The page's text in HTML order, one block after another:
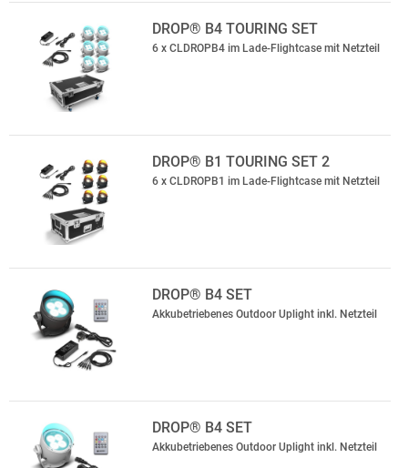
DROP® B4 TOURING SET
6 x CLDROPB4 im Lade-Flightcase mit Netzteil
DROP® B1 TOURING SET 2
6 x CLDROPB1 im Lade-Flightcase mit Netzteil
DROP® B4 SET
Akkubetriebenes Outdoor Uplight inkl. Netzteil
DROP® B4 SET
Akkubetriebenes Outdoor Uplight inkl. Netzteil